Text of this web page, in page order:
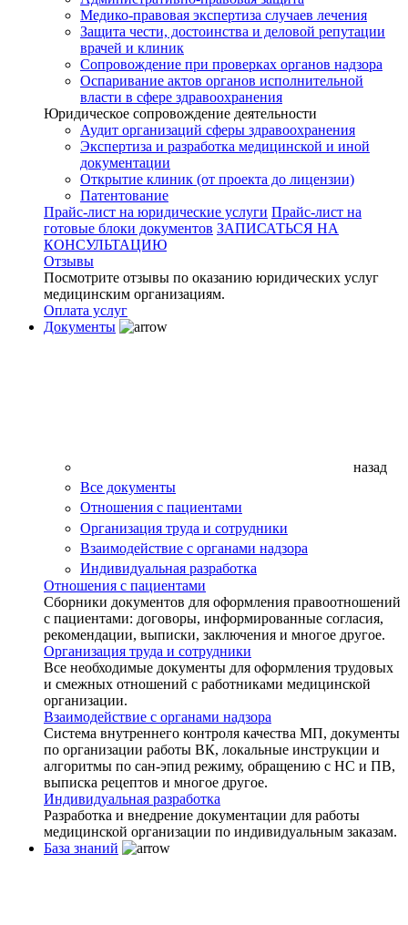
Медико-правовая экспертиза случаев лечения
Защита чести, достоинства и деловой репутации
врачей и клиник
Сопровождение при проверках органов надзора
Оспаривание актов органов исполнительной
власти в сфере здравоохранения
Юридическое сопровождение деятельности
Аудит организаций сферы здравоохранения
Экспертиза и разработка медицинской и иной
документации
Открытие клиник (от проекта до лицензии)
Патентование
Прайс-лист на юридические услуги Прайс-лист на
готовые блоки документов ЗАПИСАТЬСЯ НА
КОНСУЛЬТАЦИЮ
Отзывы
Посмотрите отзывы по оказанию юридических услуг
медицинским организациям.
Оплата услуг
Документы
назад
Все документы
Отношения с пациентами
Организация труда и сотрудники
Взаимодействие с органами надзора
Индивидуальная разработка
Отношения с пациентами
Сборники документов для оформления правоотношений
с пациентами: договоры, информированные согласия,
рекомендации, выписки, заключения и многое другое.
Организация труда и сотрудники
Все необходимые документы для оформления трудовых
и смежных отношений с работниками медицинской
организации.
Взаимодействие с органами надзора
Система внутреннего контроля качества МП, документы
по организации работы ВК, локальные инструкции и
алгоритмы по сан-эпид режиму, обращению с НС и ПВ,
выписка рецептов и многое другое.
Индивидуальная разработка
Разработка и внедрение документации для работы
медицинской организации по индивидуальным заказам.
База знаний